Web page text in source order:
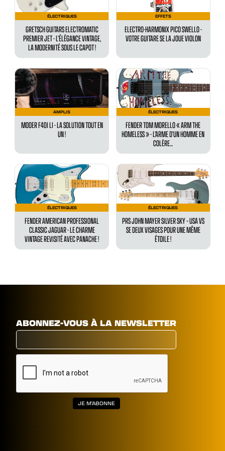
ÉLECTRIQUES
GRETSCH GUITARS ELECTROMATIC
PREMIER JET - L’ÉLÉGANCE VINTAGE,
LA MODERNITÉ SOUS LE CAPOT !
EFFETS
ELECTRO-HARMONIX PICO SWELLO -
VOTRE GUITARE SE LA JOUE VIOLON
AMPLIS
MOOER F40I LI - LA SOLUTION TOUT EN
UN !
ÉLECTRIQUES
FENDER TOM MORELLO « ARM THE
HOMELESS » - L’ARME D’UN HOMME EN
COLÈRE...
ÉLECTRIQUES
FENDER AMERICAN PROFESSIONAL
CLASSIC JAGUAR - LE CHARME
VINTAGE REVISITÉ AVEC PANACHE !
ÉLECTRIQUES
PRS JOHN MAYER SILVER SKY – USA VS
SE DEUX VISAGES POUR UNE MÊME
ÉTOILE !
ABONNEZ-VOUS À LA NEWSLETTER